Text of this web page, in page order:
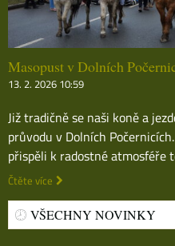
Masopust v Dolních
13. 2. 2026 10:59
Již tradičně se naši koně a
průvodu v Dolních
přispěli k radostné atmosféře
Čtěte více
VŠECHNY NOVINKY